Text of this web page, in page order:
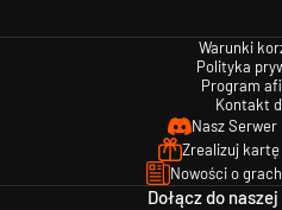
Warunki
Polityka
Program
Kontakt
Nasz Serwer
Zrealizuj
Nowości o
Dołącz do